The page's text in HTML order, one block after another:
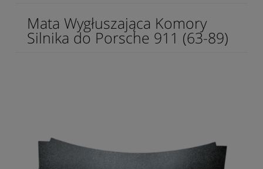
Mata Wygłuszająca Komory
Silnika do Porsche 911 (63-89)